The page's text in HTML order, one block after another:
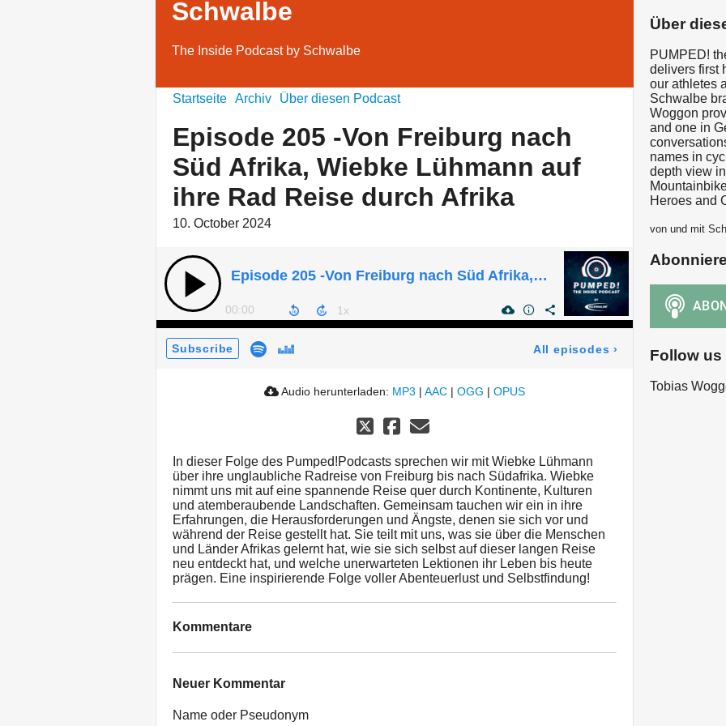
Schwalbe
The Inside Podcast by Schwalbe
Startseite Archiv Über diesen Podcast
Episode 205 -Von Freiburg nach
Süd Afrika, Wiebke Lühmann auf
ihre Rad Reise durch Afrika
10. October 2024
Episode 205 -Von Freiburg nach Süd Afrika, Wiebke Lühmann auf ihre Rad Reise durch Afrika
00:00
Subscribe All episodes ›
Audio herunterladen: MP3 | AAC | OGG | OPUS
In dieser Folge des Pumped!Podcasts sprechen wir mit Wiebke Lühmann
über ihre unglaubliche Radreise von Freiburg bis nach Südafrika. Wiebke
nimmt uns mit auf eine spannende Reise quer durch Kontinente, Kulturen
und atemberaubende Landschaften. Gemeinsam tauchen wir ein in ihre
Erfahrungen, die Herausforderungen und Ängste, denen sie sich vor und
während der Reise gestellt hat. Sie teilt mit uns, was sie über die Menschen
und Länder Afrikas gelernt hat, wie sie sich selbst auf dieser langen Reise
neu entdeckt hat, und welche unerwarteten Lektionen ihr Leben bis heute
prägen. Eine inspirierende Folge voller Abenteuerlust und Selbstfindung!
Kommentare
Neuer Kommentar
Name oder Pseudonym
Über
PUMPED!
delivers first
our athletes
Schwalbe
Woggon
and one in
names in
depth view
Heroes and
von und mit
Follow us
Tobias